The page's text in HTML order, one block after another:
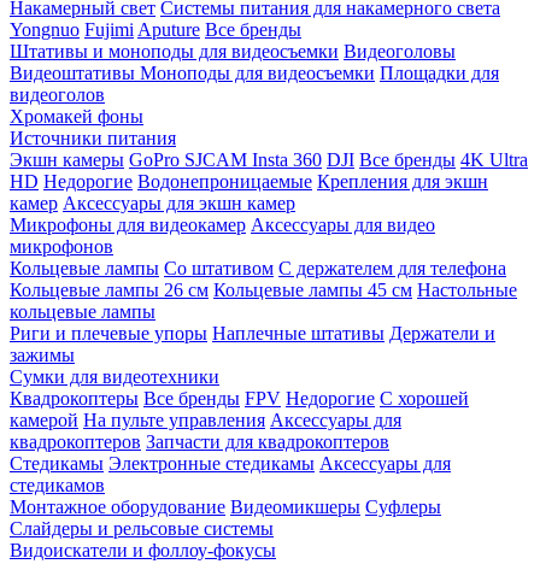
Накамерный свет Системы питания для накамерного света
Yongnuo Fujimi Aputure Все бренды
Штативы и моноподы для видеосъемки Видеоголовы
Видеоштативы Моноподы для видеосъемки Площадки для
видеоголов
Хромакей фоны
Источники питания
Экшн камеры GoPro SJCAM Insta 360 DJI Все бренды 4K Ultra
HD Недорогие Водонепроницаемые Крепления для экшн
камер Аксессуары для экшн камер
Микрофоны для видеокамер Аксессуары для видео
микрофонов
Кольцевые лампы Со штативом C держателем для телефона
Кольцевые лампы 26 см Кольцевые лампы 45 см Настольные
кольцевые лампы
Риги и плечевые упоры Наплечные штативы Держатели и
зажимы
Сумки для видеотехники
Квадрокоптеры Все бренды FPV Недорогие С хорошей
камерой На пульте управления Аксессуары для
квадрокоптеров Запчасти для квадрокоптеров
Стедикамы Электронные стедикамы Аксессуары для
стедикамов
Монтажное оборудование Видеомикшеры Суфлеры
Слайдеры и рельсовые системы
Видоискатели и фоллоу-фокусы